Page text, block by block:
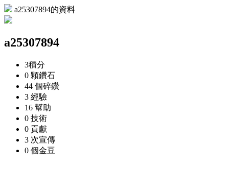
a25307894的資料
a25307894
3積分
0 顆鑽石
44 個碎鑽
3 經驗
16 幫助
0 技術
0 貢獻
3 次宣傳
0 個金豆